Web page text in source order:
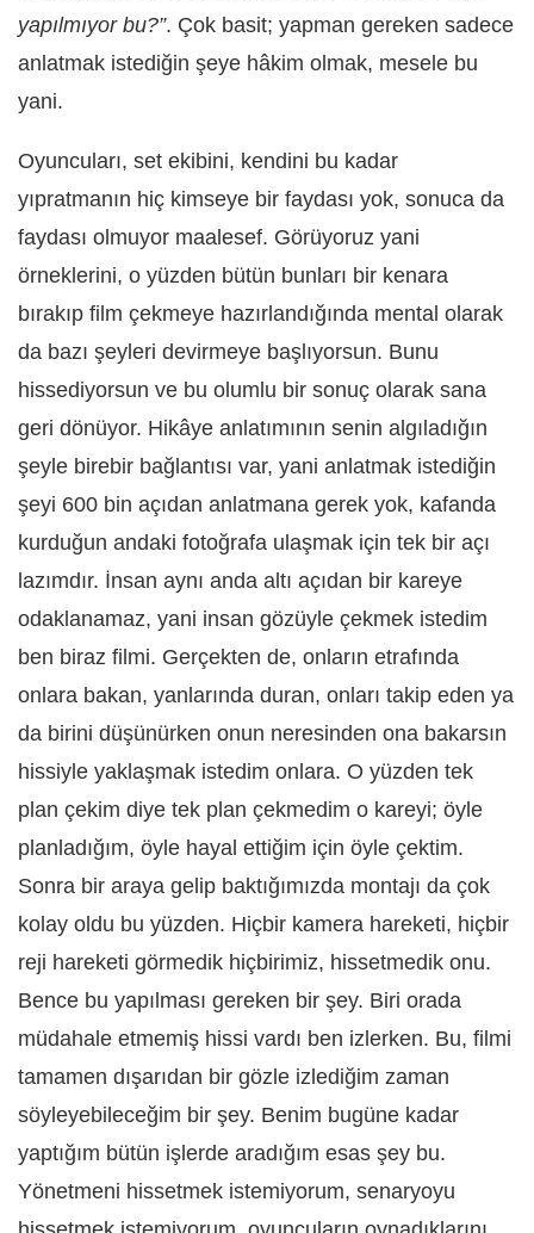
yapılmıyor bu?”. Çok basit; yapman gereken sadece
anlatmak istediğin şeye hâkim olmak, mesele bu
yani.
Oyuncuları, set ekibini, kendini bu kadar
yıpratmanın hiç kimseye bir faydası yok, sonuca da
faydası olmuyor maalesef. Görüyoruz yani
örneklerini, o yüzden bütün bunları bir kenara
bırakıp film çekmeye hazırlandığında mental olarak
da bazı şeyleri devirmeye başlıyorsun. Bunu
hissediyorsun ve bu olumlu bir sonuç olarak sana
geri dönüyor. Hikâye anlatımının senin algıladığın
şeyle birebir bağlantısı var, yani anlatmak istediğin
şeyi 600 bin açıdan anlatmana gerek yok, kafanda
kurduğun andaki fotoğrafa ulaşmak için tek bir açı
lazımdır. İnsan aynı anda altı açıdan bir kareye
odaklanamaz, yani insan gözüyle çekmek istedim
ben biraz filmi. Gerçekten de, onların etrafında
onlara bakan, yanlarında duran, onları takip eden ya
da birini düşünürken onun neresinden ona bakarsın
hissiyle yaklaşmak istedim onlara. O yüzden tek
plan çekim diye tek plan çekmedim o kareyi; öyle
planladığım, öyle hayal ettiğim için öyle çektim.
Sonra bir araya gelip baktığımızda montajı da çok
kolay oldu bu yüzden. Hiçbir kamera hareketi, hiçbir
reji hareketi görmedik hiçbirimiz, hissetmedik onu.
Bence bu yapılması gereken bir şey. Biri orada
müdahale etmemiş hissi vardı ben izlerken. Bu, filmi
tamamen dışarıdan bir gözle izlediğim zaman
söyleyebileceğim bir şey. Benim bugüne kadar
yaptığım bütün işlerde aradığım esas şey bu.
Yönetmeni hissetmek istemiyorum, senaryoyu